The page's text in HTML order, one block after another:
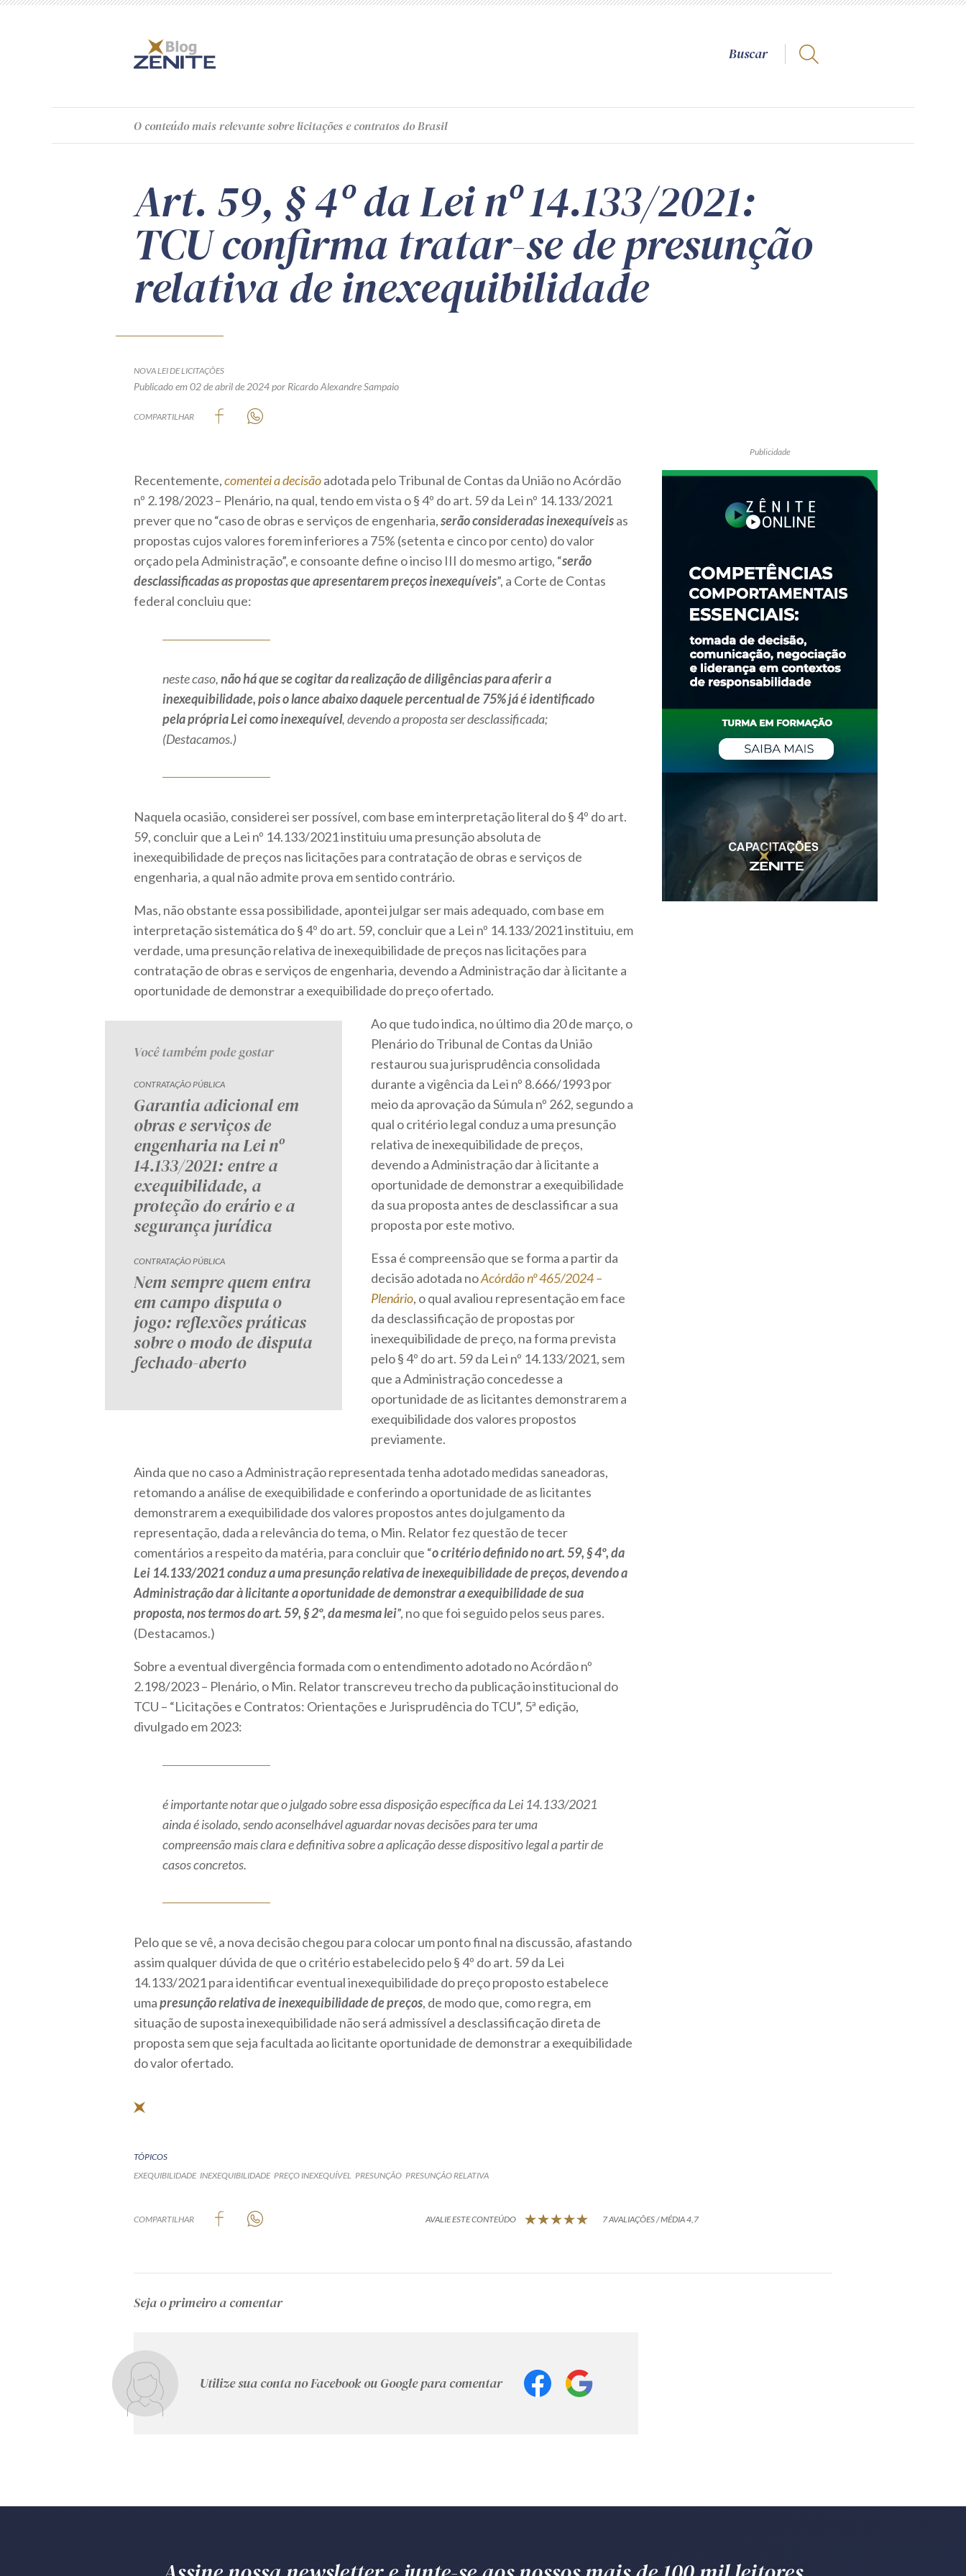
O conteúdomais relevante sobre licitações e contratos do Brasil
Art. 59, § 4º da Lei nº 14.133/2021:
TCU confirma tratar-se de presunção
relativa de inexequibilidade
NOVA LEI DE LICITAÇÕES
Publicado em 02 de abril de 2024por Ricardo Alexandre Sampaio
COMPARTILHAR
Recentemente,comentei a decisãoadotada pelo Tribunal de Contas da União no Acórdão
nº 2.198/2023 – Plenário, na qual, tendo em vista o § 4º do art. 59 da Lei nº 14.133/2021
prever que no “caso de obras e serviços de engenharia,serão consideradas inexequíveisas
propostas cujos valores forem inferiores a 75% (setenta e cinco por cento) do valor
orçado pela Administração”, e consoante define o inciso III do mesmo artigo, “serão
desclassificadas as propostas que apresentarem preços inexequíveis”, a Corte de Contas
federal concluiu que:
neste caso,não há que se cogitar da realização de diligências para aferir a
inexequibilidade, pois o lance abaixo daquele percentual de 75% já é identificado
pela própria Lei como inexequível, devendo a proposta ser desclassificada;
(Destacamos.)
Naquela ocasião, considerei ser possível, com base em interpretação literal do § 4º do art.
59, concluir que a Lei nº 14.133/2021 instituiu uma presunção absoluta de
inexequibilidade de preços nas licitações para contratação de obras e serviços de
engenharia, a qual não admite prova em sentido contrário.
Mas, não obstante essa possibilidade, apontei julgar ser mais adequado, com base em
interpretação sistemática do § 4º do art. 59, concluir que a Lei nº 14.133/2021 instituiu, em
verdade, uma presunção relativa de inexequibilidade de preços nas licitações para
contratação de obras e serviços de engenharia, devendo a Administração dar à licitante a
oportunidade de demonstrar a exequibilidade do preço ofertado.
Você também pode gostar
CONTRATAÇÃO PÚBLICA
Garantia adicional em
obras e serviços de
engenharia na Lei nº
14.133/2021: entre a
exequibilidade, a
proteção do erário e a
segurança jurídica
CONTRATAÇÃO PÚBLICA
Nem sempre quem entra
em campo disputa o
jogo: reflexões práticas
sobre o modo de disputa
fechado-aberto
Ao que tudo indica, no último dia 20 de março, o
Plenário do Tribunal de Contas da União
restaurou sua jurisprudência consolidada
durante a vigência da Lei nº 8.666/1993 por
meio da aprovação da Súmula nº 262, segundo a
qual o critério legal conduz a uma presunção
relativa de inexequibilidade de preços,
devendo a Administração dar à licitante a
oportunidade de demonstrar a exequibilidade
da sua proposta antes de desclassificar a sua
proposta por este motivo.
Essa é compreensão que se forma a partir da
decisão adotada noAcórdão nº 465/2024 –
Plenário, o qual avaliou representação em face
da desclassificação de propostas por
inexequibilidade de preço, na forma prevista
pelo § 4º do art. 59 da Lei nº 14.133/2021, sem
que a Administração concedesse a
oportunidade de as licitantes demonstrarem a
exequibilidade dos valores propostos
previamente.
Ainda que no caso a Administração representada tenha adotado medidas saneadoras,
retomando a análise de exequibilidade e conferindo a oportunidade de as licitantes
demonstrarem a exequibilidade dos valores propostos antes do julgamento da
representação, dada a relevância do tema, o Min. Relator fez questão de tecer
comentários a respeito da matéria, para concluir que “o critério definido no art. 59, § 4º, da
Lei 14.133/2021 conduz a uma presunção relativa de inexequibilidade de preços, devendo a
Administração dar à licitante a oportunidade de demonstrar a exequibilidade de sua
proposta, nos termos do art. 59, § 2º, da mesma lei”, no que foi seguido pelos seus pares.
(Destacamos.)
Sobre a eventual divergência formada com o entendimento adotado no Acórdão nº
2.198/2023 – Plenário, o Min. Relator transcreveu trecho da publicação institucional do
TCU – “Licitações e Contratos: Orientações e Jurisprudência do TCU”, 5ª edição,
divulgado em 2023:
é importante notar que o julgado sobre essa disposição específica da Lei 14.133/2021
ainda é isolado, sendo aconselhável aguardar novas decisões para ter uma
compreensão mais clara e definitiva sobre a aplicação desse dispositivo legal a partir de
casos concretos.
Pelo que se vê, a nova decisão chegou para colocar um ponto final na discussão, afastando
assim qualquer dúvida de que o critério estabelecido pelo § 4º do art. 59 da Lei
14.133/2021 para identificar eventual inexequibilidade do preço proposto estabelece
umapresunção relativa de inexequibilidade de preços, de modo que, como regra, em
situação de suposta inexequibilidade não será admissível a desclassificação direta de
proposta sem que seja facultada ao licitante oportunidade de demonstrar a exequibilidade
do valor ofertado.
Publicidade
TÓPICOS
EXEQUIBILIDADE INEXEQUIBILIDADE PREÇO INEXEQUÍVEL PRESUNÇÃO PRESUNÇÃO RELATIVA
COMPARTILHAR AVALIE ESTE CONTEÚDO 7 AVALIAÇÕES / MÉDIA 4,7
Seja o primeiro a comentar
Utilize sua conta no Facebook ou Google para comentar